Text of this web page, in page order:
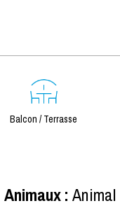
Balcon / Terrasse
Animaux: